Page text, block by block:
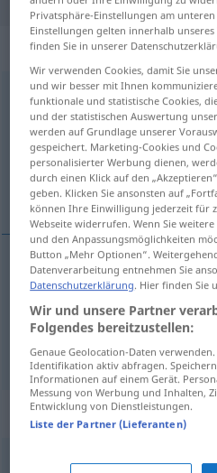
„einflüstern“:
einflüsternv/t <-(e)re;sép;-ge-;
Übersicht aller
(Für mehr Details die
souffler...
Beispiele
souffler,suggérerqcàqn
Synonyme für
Privatsphäre-Einstellungen am
Einstellungen gelten innerhalb
finden Sie in unserer
Wir verwenden Cookies, damit Sie
und wir besser mit Ihnen
funktionale und statistische Cookies,
und der statistischen Auswertung
werden auf Grundlage unserer
gespeichert. Marketing-Cookies und
personalisierter Werbung dienen,
durch einen Klick auf den
geben. Klicken Sie ansonsten auf
können Ihre Einwilligung jederzeit für
Webseite widerrufen. Wenn Sie
und den Anpassungsmöglichkeiten
Button „Mehr Optionen“.
Datenverarbeitung entnehmen Sie
Datenschutzerklärung. Hier finden Sie
Wir und unsere Partner
Folgendes bereitzustellen:
Genaue Geolocation-Daten
Identifikation aktiv abfragen.
Informationen auf einem Gerät.
Messung von Werbung und Inhalten,
Entwicklung von Dienstleistungen.
Liste der Partner (Lieferanten)